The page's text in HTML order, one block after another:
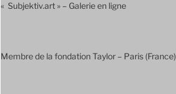
« Subjektiv.art » – Galerie en ligne
Membre de la fondation Taylor – Paris (France)